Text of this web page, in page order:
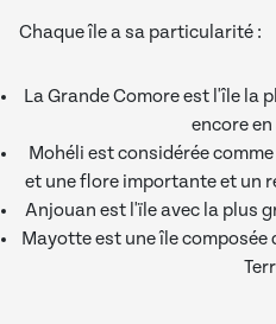
Chaque île a sa particularité :
La Grande Comore est l'île la
encore
Mohéli est considérée
et une flore importante et un
Anjouan est l'ïle avec la plus
Mayotte est une île composée